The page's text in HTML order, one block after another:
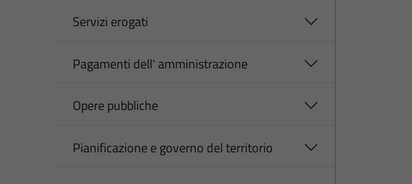
Servizi erogati
Pagamenti dell' amministrazione
Opere pubbliche
Pianificazione e governo del territorio